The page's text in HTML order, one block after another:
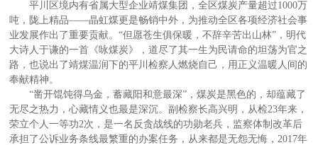
平川区境内有省属大型企业靖煤集团，全区煤炭产量超过1000万
吨，陇上精品——晶虹煤更是畅销中外，为推动全区各项经济社会事
业发展作出了重要贡献。“但愿苍生俱保暖，不辞辛苦出山林”，明代
大诗人于谦的一首《咏煤炭》，道尽了其一生为民请命的坦荡为官之
路，也说出了靖煤温润下的平川检察人燃烧自己，用正义温暖人间的
奉献精神。
“凿开馄饨得乌金，蓄藏阳和意最深”，煤炭是黑色的，却蕴藏了
无尽之热力，心藏情义也最是深沉。副检察长高兴明，从检23年来，
荣立个人一等功2次，是一名反贪战线的功勋老兵，监察体制改革后
承担了公诉业务条线最繁重的办案任务，从来都是无怨无悔，2017年